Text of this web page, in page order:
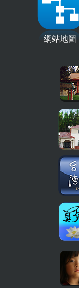
網站地圖